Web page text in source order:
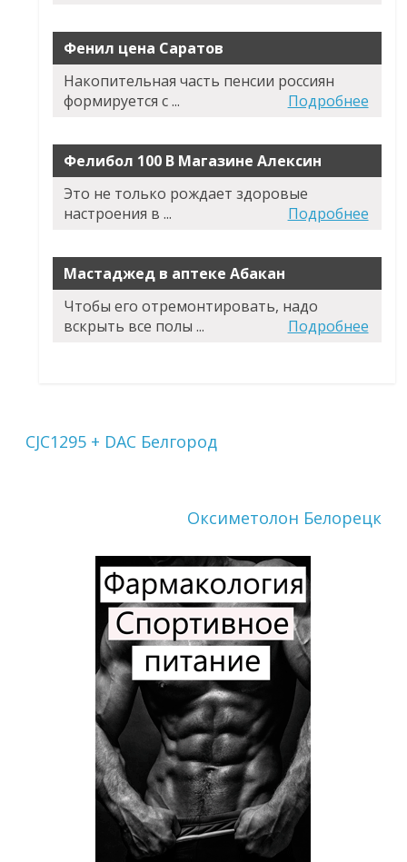
Фенил цена Саратов
Накопительная часть пенсии россиян
формируется с ...
Подробнее
Фелибол 100 В Магазине Алексин
Это не только рождает здоровые
настроения в ...
Подробнее
Мастаджед в аптеке Абакан
Чтобы его отремонтировать, надо
вскрыть все полы ...
Подробнее
CJC1295 + DAC Белгород
Оксиметолон Белорецк